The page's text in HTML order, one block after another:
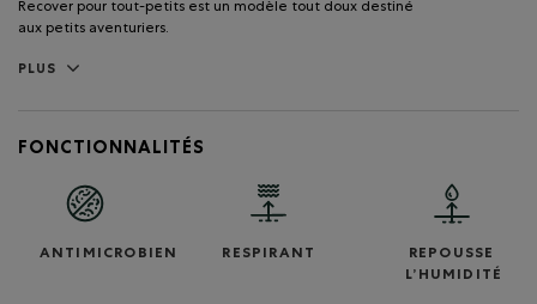
Recover pour tout-petits est un modèle tout doux destiné
aux petits aventuriers.
PLUS
FONCTIONNALITÉS
ANTIMICROBIEN RESPIRANT
REPOUSSE
L’HUMIDITÉ